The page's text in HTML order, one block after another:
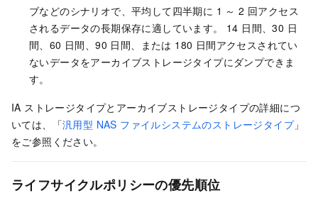
ブなどのシナリオで、平均して四半期に 1 ～ 2 回アクセス
されるデータの長期保存に適しています。 14 日間、30 日
間、60 日間、90 日間、または 180 日間アクセスされてい
ないデータをアーカイブストレージタイプにダンプできま
す。
IA ストレージタイプとアーカイブストレージタイプの詳細につ
いては、「汎用型 NAS ファイルシステムのストレージタイプ」
をご参照ください。
ライフサイクルポリシーの優先順位